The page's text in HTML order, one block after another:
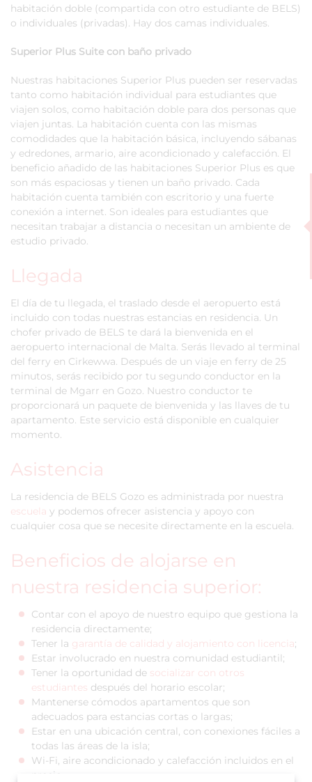
habitación doble (compartida con otro estudiante de BELS)
o individuales (privadas). Hay dos camas individuales.
Superior Plus Suite con baño privado
Nuestras habitaciones Superior Plus pueden ser reservadas
tanto como habitación individual para estudiantes que
viajen solos, como habitación doble para dos personas que
viajen juntas. La habitación cuenta con las mismas
comodidades que la habitación básica, incluyendo sábanas
y edredones, armario, aire acondicionado y calefacción. El
beneficio añadido de las habitaciones Superior Plus es que
son más espaciosas y tienen un baño privado. Cada
habitación cuenta también con escritorio y una fuerte
conexión a internet. Son ideales para estudiantes que
necesitan trabajar a distancia o necesitan un ambiente de
estudio privado.
Llegada
El día de tu llegada, el traslado desde el aeropuerto está
incluido con todas nuestras estancias en residencia. Un
chofer privado de BELS te dará la bienvenida en el
aeropuerto internacional de Malta. Serás llevado al terminal
del ferry en Cirkewwa. Después de un viaje en ferry de 25
minutos, serás recibido por tu segundo conductor en la
terminal de Mgarr en Gozo. Nuestro conductor te
proporcionará un paquete de bienvenida y las llaves de tu
apartamento. Este servicio está disponible en cualquier
momento.
Asistencia
La residencia de BELS Gozo es administrada por nuestra
escuela y podemos ofrecer asistencia y apoyo con
cualquier cosa que se necesite directamente en la escuela.
Beneficios de alojarse en
nuestra residencia superior:
Contar con el apoyo de nuestro equipo que gestiona la
residencia directamente;
Tener la garantía de calidad y alojamiento con licencia;
Estar involucrado en nuestra comunidad estudiantil;
Tener la oportunidad de socializar con otros
estudiantes después del horario escolar;
Mantenerse cómodos apartamentos que son
adecuados para estancias cortas o largas;
Estar en una ubicación central, con conexiones fáciles a
todas las áreas de la isla;
Wi-Fi, aire acondicionado y calefacción incluidos en el
precio.